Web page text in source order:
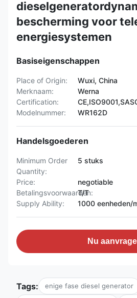
bescherming voor
energiesystemen
Basiseigenschappen
Place of Origin:
Wuxi, China
Merknaam:
Werna
Certification:
Modelnummer:
WR162D
Handelsgoederen
Minimum Order
Quantity:
5 stuks
Price:
negotiable
Betalingsvoorwaarden:
T/T
Supply Ability:
1000 eenheden/
Nu
Tags: enige fase diesel generator